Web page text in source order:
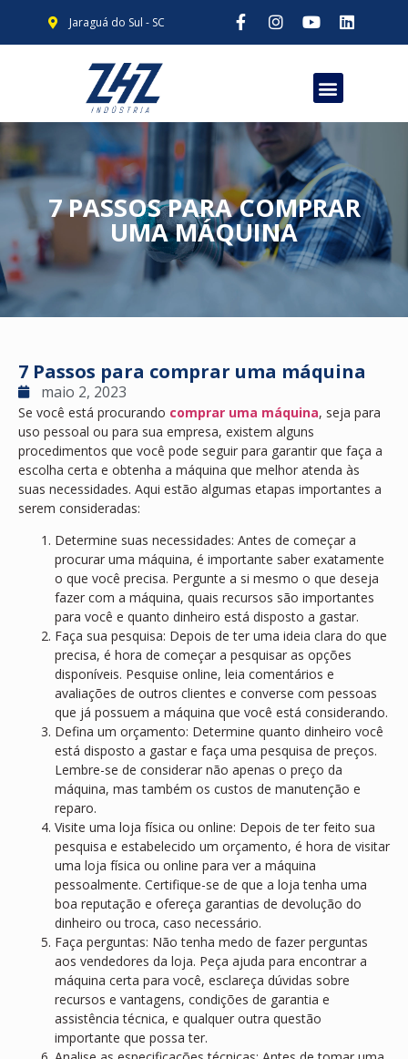
Jaraguá do Sul - SC
7 PASSOS PARA COMPRAR
UMA MÁQUINA
7 Passos para comprar uma máquina
maio 2, 2023
Se você está procurando comprar uma máquina, seja para
uso pessoal ou para sua empresa, existem alguns
procedimentos que você pode seguir para garantir que faça a
escolha certa e obtenha a máquina que melhor atenda às
suas necessidades. Aqui estão algumas etapas importantes a
serem consideradas:
Determine suas necessidades: Antes de começar a
procurar uma máquina, é importante saber exatamente
o que você precisa. Pergunte a si mesmo o que deseja
fazer com a máquina, quais recursos são importantes
para você e quanto dinheiro está disposto a gastar.
Faça sua pesquisa: Depois de ter uma ideia clara do que
precisa, é hora de começar a pesquisar as opções
disponíveis. Pesquise online, leia comentários e
avaliações de outros clientes e converse com pessoas
que já possuem a máquina que você está considerando.
Defina um orçamento: Determine quanto dinheiro você
está disposto a gastar e faça uma pesquisa de preços.
Lembre-se de considerar não apenas o preço da
máquina, mas também os custos de manutenção e
reparo.
Visite uma loja física ou online: Depois de ter feito sua
pesquisa e estabelecido um orçamento, é hora de visitar
uma loja física ou online para ver a máquina
pessoalmente. Certifique-se de que a loja tenha uma
boa reputação e ofereça garantias de devolução do
dinheiro ou troca, caso necessário.
Faça perguntas: Não tenha medo de fazer perguntas
aos vendedores da loja. Peça ajuda para encontrar a
máquina certa para você, esclareça dúvidas sobre
recursos e vantagens, condições de garantia e
assistência técnica, e qualquer outra questão
importante que possa ter.